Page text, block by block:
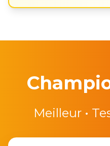
Meilleur •